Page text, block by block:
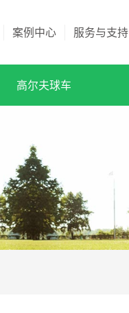
案例中心 服务与支持
高尔夫球车